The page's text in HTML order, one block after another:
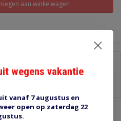
aan winkelwagen
wegens vakantie
vanaf 7 augustus en
open op zaterdag 22